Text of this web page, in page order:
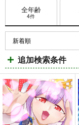
全年齢
4件
追加検索条件